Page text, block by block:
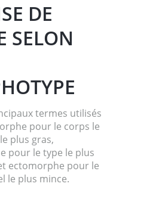
DE
SELON
termes utilisés
pour le corps le
plus gras,
pour le type le plus
ectomorphe pour le
le plus mince.